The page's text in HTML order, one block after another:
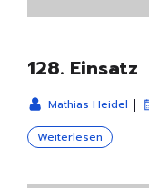
128. Einsatz
Mathias Heidel |
Weiterlesen